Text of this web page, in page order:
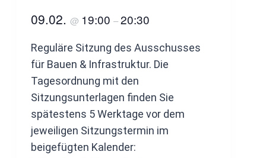
09.02. @ 19:00 –20:30
Reguläre Sitzung des Ausschusses
für Bauen & Infrastruktur. Die
Tagesordnung mit den
Sitzungsunterlagen finden Sie
spätestens 5 Werktage vor dem
jeweiligen Sitzungstermin im
beigefügten Kalender: